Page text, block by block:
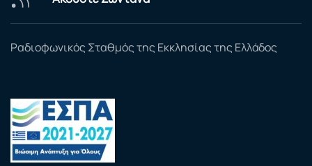
Ραδιοφωνικός Σταθμός της Εκκλησίας της Ελλάδος